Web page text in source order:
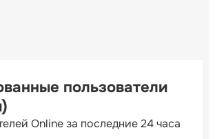
пользователи
Online за последние 24 часа